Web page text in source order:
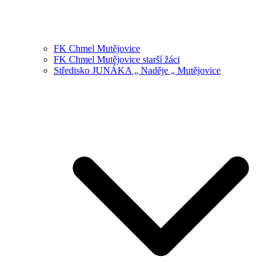
FK Chmel Mutějovice
FK Chmel Mutějovice starší žáci
Středisko JUNÁKA „ Naděje „ Mutějovice